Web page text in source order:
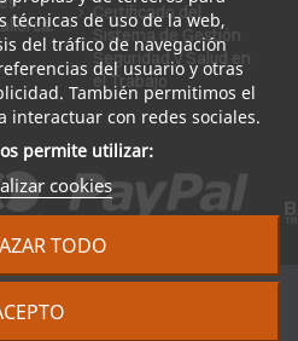
de uso de la web,
del tráfico de navegación
del usuario y otras
También permitimos el
interactuar con redes sociales.
permite utilizar:
cookies
TODO
Certificado del
Sistema de Gestión
Seguridad y Salud en
el Trabajo
por